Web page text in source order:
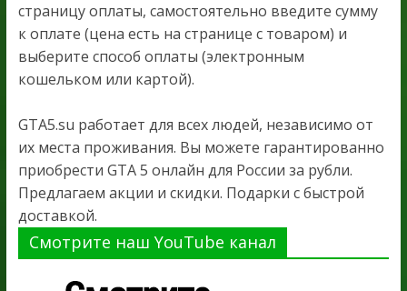
страницу оплаты, самостоятельно введите сумму
к оплате (цена есть на странице с товаром) и
выберите способ оплаты (электронным
кошельком или картой).
GTA5.su работает для всех людей, независимо от
их места проживания. Вы можете гарантированно
приобрести GTA 5 онлайн для России за рубли.
Предлагаем акции и скидки. Подарки с быстрой
доставкой.
Смотрите наш YouTube канал